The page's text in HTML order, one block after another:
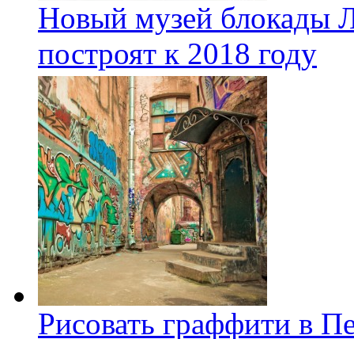
Новый музей блокады
построят к 2018 году
Рисовать граффити в